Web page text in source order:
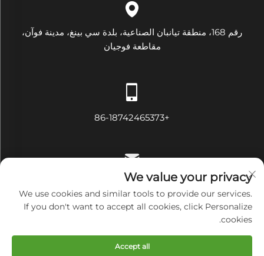
رقم 168، منطقة تيانبان الصناعية، بلدة سي بينغ، مدينة فوآن،
مقاطعة فوجيان
+86-18742465373
[email protected]
حقوق النسخ محفوظة © شركة فوجيان دايموند للتجهيزات الكهربائية
والميكانيكية المحدودة. جميع الحقوق محفوظة
We value your privacy
We use cookies and similar tools to provide our services.
If you don't want to accept all cookies, click Personalize
cookies.
Accept all